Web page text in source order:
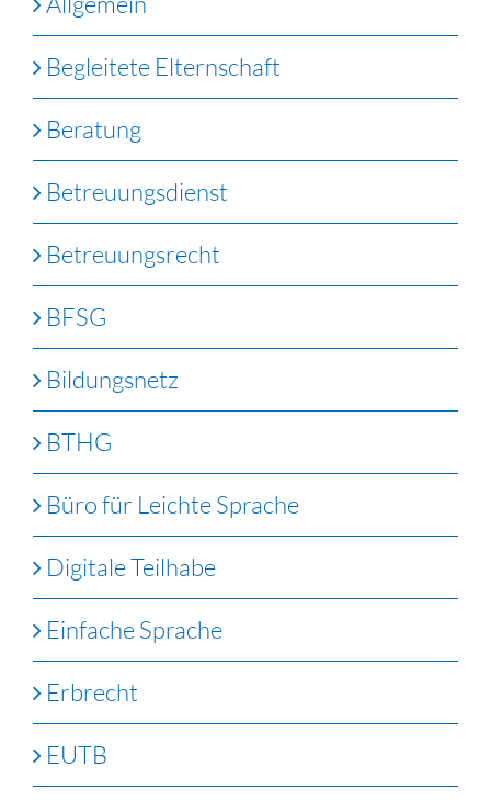
Begleitete Elternschaft
Beratung
Betreuungsdienst
Betreuungsrecht
BFSG
Bildungsnetz
BTHG
Büro für Leichte Sprache
Digitale Teilhabe
Einfache Sprache
Erbrecht
EUTB